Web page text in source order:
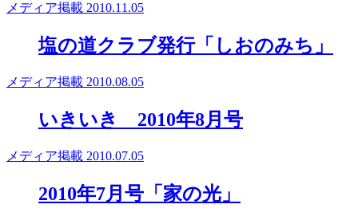
メディア掲載 2010.11.05
塩の道クラブ発行「しおのみち」
メディア掲載 2010.08.05
いきいき 2010年8月号
メディア掲載 2010.07.05
2010年7月号「家の光」